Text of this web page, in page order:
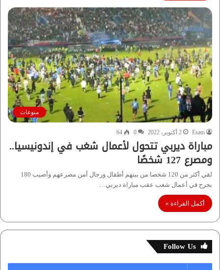
منوعات
Esam 2 أكتوبر، 2022 0
64
مباراة ديربي تتحول لأعمال شغب في إندونيسيا..
ومصرع 127 شخصًا
لقي أكثر من 120 شخصا من بينهم أطفال ورجال أمن مصرعهم وأصيب 180
بجرح في أعمال شغب عقب مباراة ديربي…
أكمل القراءة »
Follow Us